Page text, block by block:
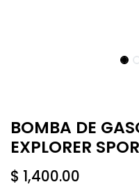
BOMBA DE
EXPLORER
$ 1,400.00